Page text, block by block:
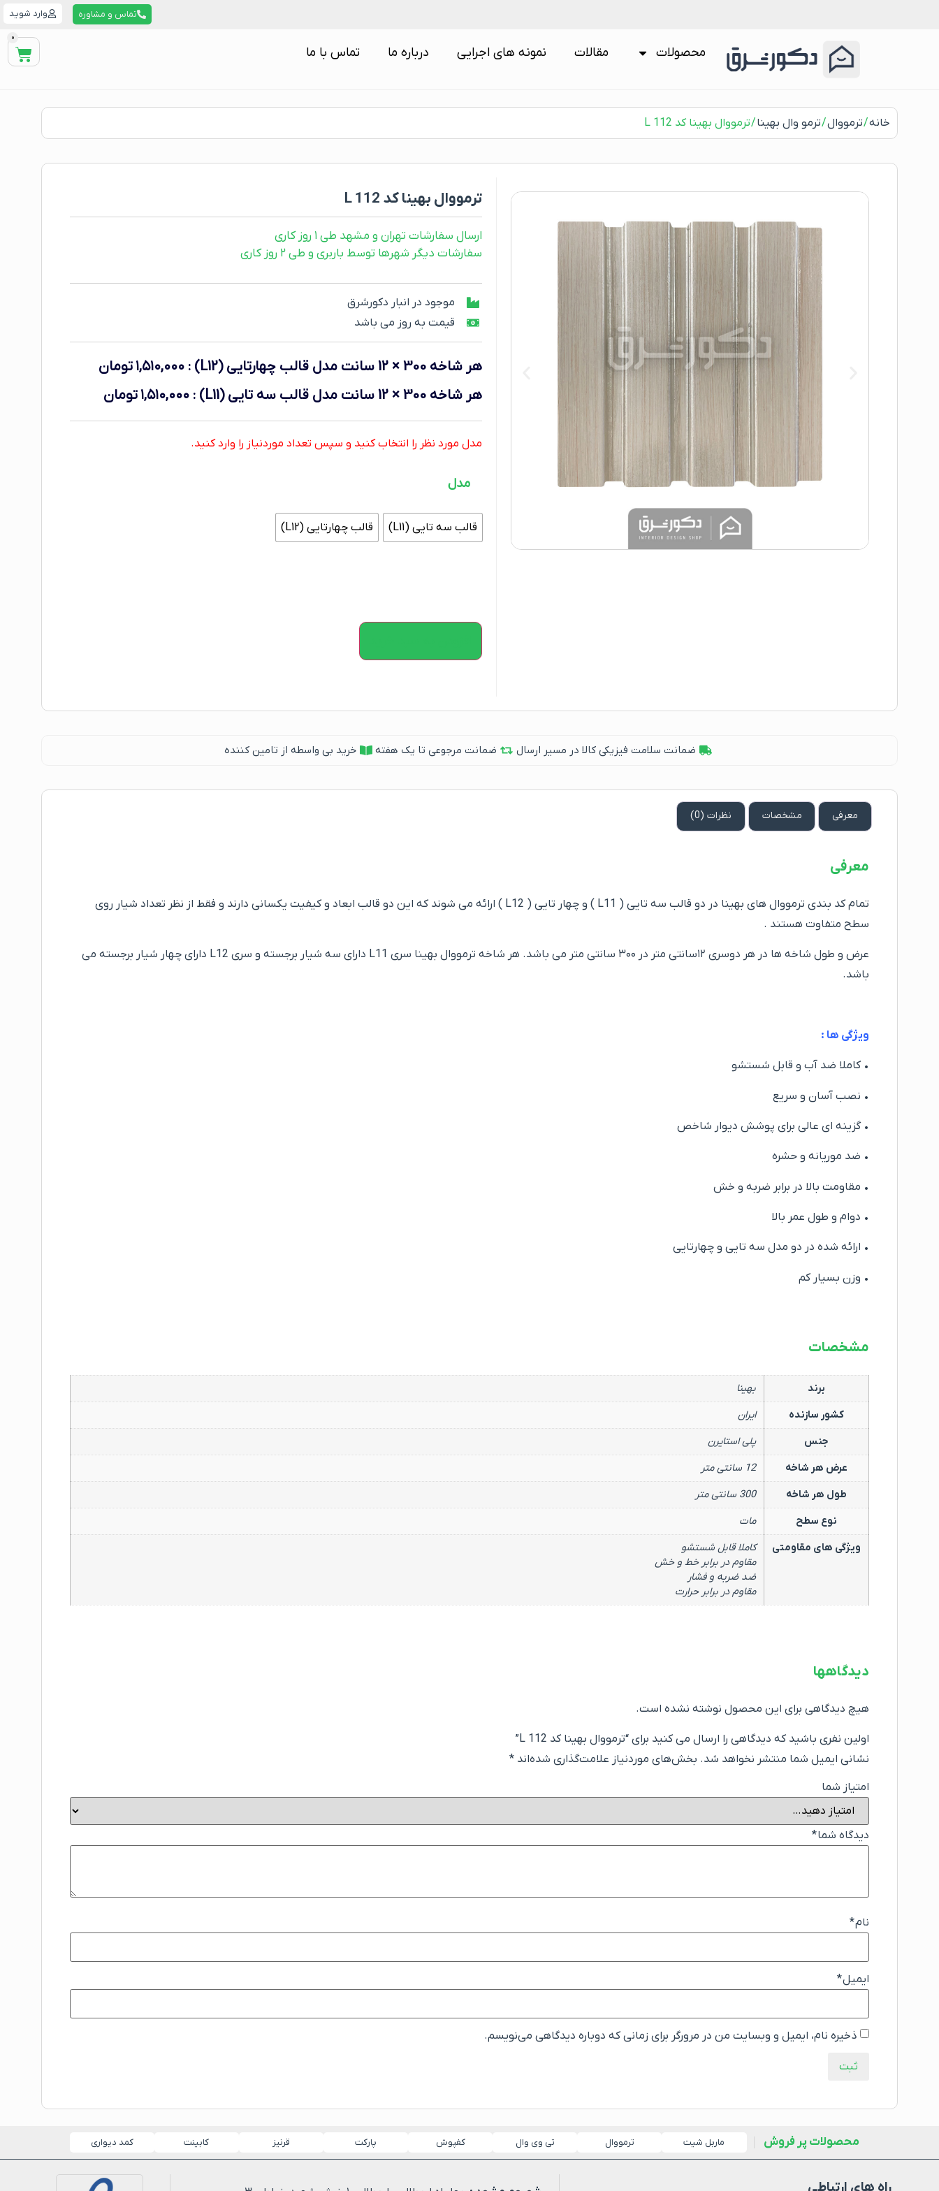
تماس و مشاوره وارد شوید
محصولات مقالات نمونه های اجرایی درباره ما تماس با ما
0
خانه/ترمووال/ترمو وال بهینا/ ترمووال بهینا کد L 112
ترمووال بهینا کد L 112
ارسال سفارشات تهران و مشهد طی ۱ روز کاری
سفارشات دیگر شهرها توسط باربری و طی ۲ روز کاری
موجود در انبار دکورشرق
قیمت به روز می باشد
هر شاخه 300 × 12 سانت مدل قالب چهارتایی (L12) : ۱,۵۱۰,۰۰۰تومان
هر شاخه 300 × 12 سانت
مدل قالب سه تایی (L11) : ۱,۵۱۰,۰۰۰تومان
مدل مورد نظر را انتخاب کنید و سپس تعداد موردنیاز را وارد کنید.
مدل
قالب سه تایی (L11) قالب چهارتایی (L12)
ضمانت سلامت فیزیکی کالا در مسیر ارسال ضمانت مرجوعی تا یک هفته خرید بی واسطه از تامین کننده
معرفی مشخصات نظرات (0)
معرفی
تمام کد بندی ترمووال های بهینا در دو قالب سه تایی ( L11 ) و چهار تایی ( L12 ) ارائه می شوند که این دو قالب ابعاد و کیفیت یکسانی دارند و فقط از نظر تعداد شیار روی
سطح متفاوت هستند .
عرض و طول شاخه ها در هر دوسری ۱۲سانتی متر در ۳۰۰ سانتی متر می باشد. هر شاخه ترمووال بهینا سری L11 دارای سه شیار برجسته و سری L12 دارای چهار شیار برجسته می
باشد.
ویژگی ها :
• کاملا ضد آب و قابل شستشو
• نصب آسان و سریع
• گزینه ای عالی برای پوشش دیوار شاخص
• ضد موریانه و حشره
• مقاومت بالا در برابر ضربه و خش
• دوام و طول عمر بالا
• ارائه شده در دو مدل سه تایی و چهارتایی
• وزن بسیار کم
مشخصات
برند
بهینا
کشور سازنده
ایران
جنس
پلی استایرن
عرض هر شاخه
12 سانتی متر
طول هر شاخه
300 سانتی متر
نوع سطح
مات
ویژگی های مقاومتی
کاملا قابل شستشو
مقاوم در برابر خط و خش
ضد ضربه و فشار
مقاوم در برابر حرارت
دیدگاهها
هیچ دیدگاهی برای این محصول نوشته نشده است.
اولین نفری باشید که دیدگاهی را ارسال می کنید برای “ترمووال بهینا کد L 112”
نشانی ایمیل شما منتشر نخواهد شد. بخش‌های موردنیاز علامت‌گذاری شده‌اند *
امتیاز شما
دیدگاه شما*
نام*
ایمیل*
ذخیره نام، ایمیل و وبسایت من در مرورگر برای زمانی که دوباره دیدگاهی می‌نویسم.
محصولات پر فروش ماربل شیت ترمووال تی وی وال کفپوش پارکت قرنیز کابینت کمد دیواری